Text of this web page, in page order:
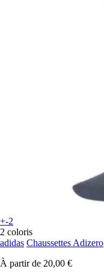
+-2
2 coloris
adidas Chaussettes Adizero
À partir de 20,00 €